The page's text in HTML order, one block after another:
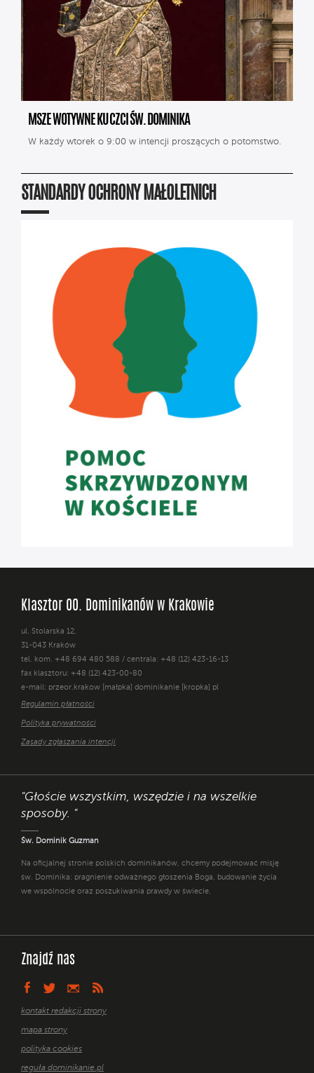
MSZE WOTYWNE KU CZCI ŚW. DOMINIKA
W każdy wtorek o 9:00 w intencji proszących o potomstwo.
STANDARDY OCHRONY MAŁOLETNICH
Klasztor OO. Dominikanów w Krakowie
ul. Stolarska 12,
31-043 Kraków
tel. kom. +48 694 480 588 / centrala: +48 (12) 423-16-13
fax klasztoru: +48 (12) 423-00-80
e-mail: przeor.krakow [małpka] dominikanie [kropka] pl
Regulamin płatności
Polityka prywatności
Zasady zgłaszania intencji
"Głoście wszystkim, wszędzie i na wszelkie
sposoby. "
Św. Dominik Guzman
Na oficjalnej stronie polskich dominikanów, chcemy podejmować misję
św. Dominika: pragnienie odważnego głoszenia Boga, budowanie życia
we wspólnocie oraz poszukiwania prawdy w świecie.
Znajdź nas
kontakt redakcji strony
mapa strony
polityka cookies
reguła dominikanie.pl